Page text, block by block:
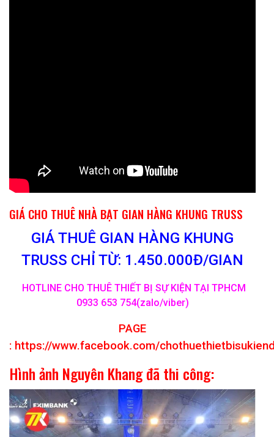
GIÁ CHO THUÊ NHÀ BẠT GIAN HÀNG KHUNG TRUSS
GIÁ THUÊ GIAN HÀNG KHUNG
TRUSS CHỈ TỪ: 1.450.000Đ/GIAN
HOTLINE CHO THUÊ THIẾT BỊ SỰ KIỆN TẠI TPHCM
0933 653 754(zalo/viber)
PAGE
: https://www.facebook.com/
Hình ảnh Nguyên Khang đã thi công: